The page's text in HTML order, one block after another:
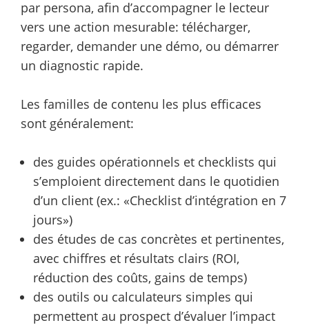
par persona, afin d’accompagner le lecteur
vers une action mesurable: télécharger,
regarder, demander une démo, ou démarrer
un diagnostic rapide.
Les familles de contenu les plus efficaces
sont généralement:
des guides opérationnels et checklists qui
s’emploient directement dans le quotidien
d’un client (ex.: «Checklist d’intégration en 7
jours»)
des études de cas concrètes et pertinentes,
avec chiffres et résultats clairs (ROI,
réduction des coûts, gains de temps)
des outils ou calculateurs simples qui
permettent au prospect d’évaluer l’impact